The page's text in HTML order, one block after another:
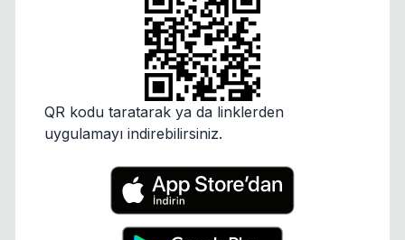
QR kodu taratarak ya da linklerden
uygulamayı indirebilirsiniz.